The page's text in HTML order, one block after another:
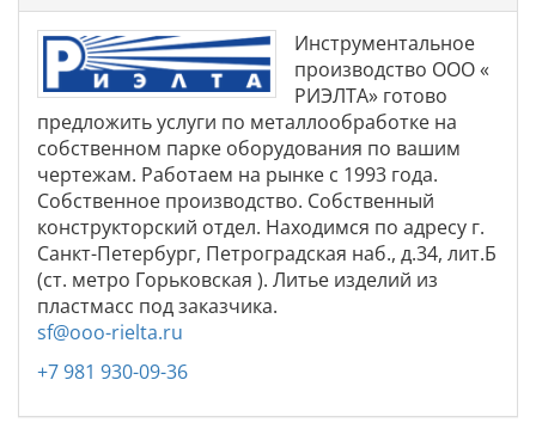
Инструментальное
производство ООО «
РИЭЛТА» готово
предложить услуги по металлообработке на
собственном парке оборудования по вашим
чертежам. Работаем на рынке с 1993 года.
Собственное производство. Собственный
конструкторский отдел. Находимся по адресу г.
Санкт-Петербург, Петроградская наб., д.34, лит.Б
(ст. метро Горьковская ). Литье изделий из
пластмасс под заказчика.
sf@ooo-rielta.ru
+7 981 930-09-36